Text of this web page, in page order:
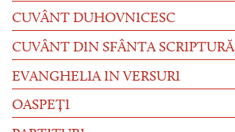
CUVÂNT DUHOVNICESC
CUVÂNT DIN SFÂNTA SCRIPTURĂ
EVANGHELIA IN VERSURI
OASPEȚI